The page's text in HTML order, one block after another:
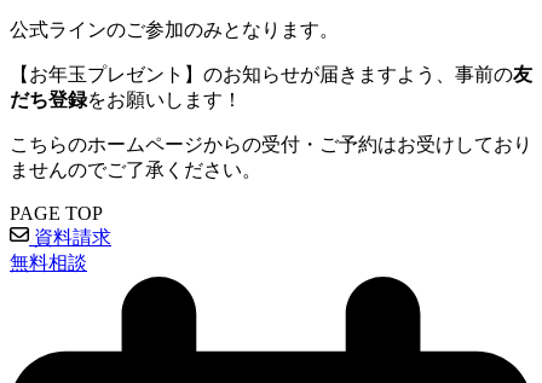
公式ラインのご参加のみとなります。
【お年玉プレゼント】のお知らせが届きますよう、事前の友
だち登録をお願いします！
こちらのホームページからの受付・ご予約はお受けしており
ませんのでご了承ください。
PAGE TOP
資料請求
無料相談